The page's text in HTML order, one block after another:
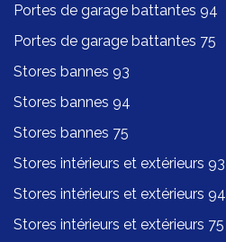
Portes de garage battantes 94
Portes de garage battantes 75
Stores bannes 93
Stores bannes 94
Stores bannes 75
Stores intérieurs et extérieurs 93
Stores intérieurs et extérieurs 94
Stores intérieurs et extérieurs 75